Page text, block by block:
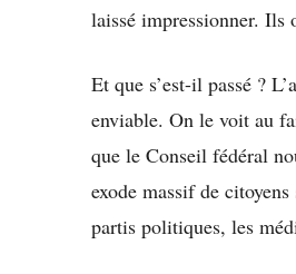
laissé impressionner. Ils
Et que s’est-il passé ?
enviable. On le voit au
que le Conseil fédéral
exode massif de
partis politiques, les